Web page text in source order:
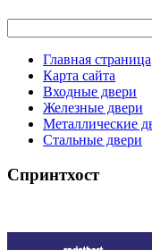
Главная страница
Карта сайта
Входные двери
Железные двери
Металлические
Стальные двери
Спринтхост